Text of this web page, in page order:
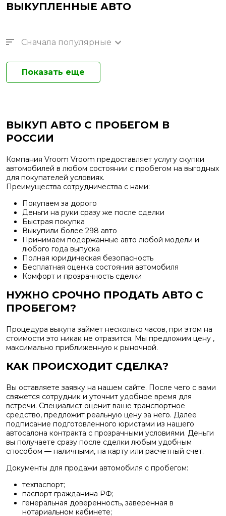
ВЫКУПЛЕННЫЕ АВТО
Сначала популярные
Показать еще
ВЫКУП АВТО С ПРОБЕГОМ В
РОССИИ
Компания Vroom Vroom предоставляет услугу скупки
автомобилей в любом состоянии с пробегом на выгодных
для покупателей условиях.
Преимущества сотрудничества с нами:
Покупаем за дорого
Деньги на руки сразу же после сделки
Быстрая покупка
Выкупили более 298 авто
Принимаем подержанные авто любой модели и
любого года выпуска
Полная юридическая безопасность
Бесплатная оценка состояния автомобиля
Комфорт и прозрачность сделки
НУЖНО СРОЧНО ПРОДАТЬ АВТО С
ПРОБЕГОМ?
Процедура выкупа займет несколько часов, при этом на
стоимости это никак не отразится. Мы предложим цену ,
максимально приближенную к рыночной.
КАК ПРОИСХОДИТ СДЕЛКА?
Вы оставляете заявку на нашем сайте. После чего с вами
свяжется сотрудник и уточнит удобное время для
встречи. Специалист оценит ваше транспортное
средство, предложит реальную цену за него. Далее
подписание подготовленного юристами из нашего
автосалона контракта с прозрачными условиями. Деньги
вы получаете сразу после сделки любым удобным
способом — наличными, на карту или расчетный счет.
Документы для продажи автомобиля с пробегом:
техпаспорт;
паспорт гражданина РФ;
генеральная доверенность, заверенная в
нотариальном кабинете;